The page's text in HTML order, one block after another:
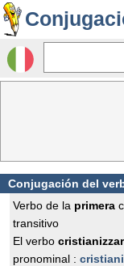
Conjugación del
Verbo de la primera
transitivo
El verbo
pronominal :